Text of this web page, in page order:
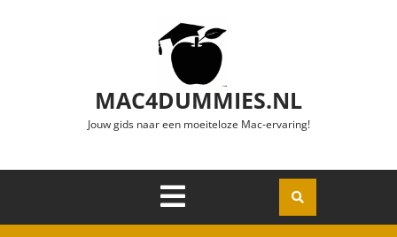
MAC4DUMMIES.NL
Jouw gids naar een moeiteloze Mac-ervaring!
Openen